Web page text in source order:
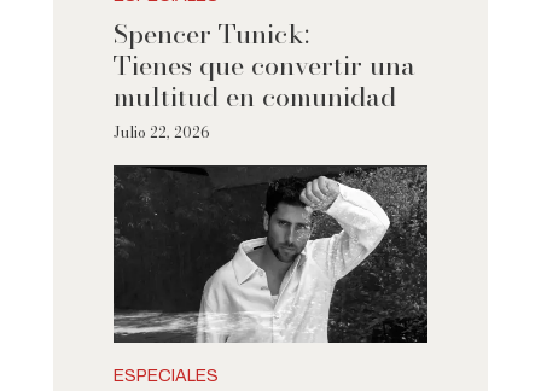
Spencer Tunick:
Tienes que convertir una
multitud en comunidad
Julio 22, 2026
ESPECIALES